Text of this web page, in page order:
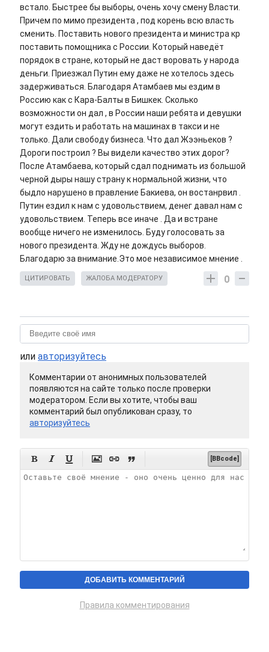
встало. Быстрее бы выборы, очень хочу смену Власти.
Причем по мимо президента , под корень всю власть
сменить. Поставить нового президента и министра кр
поставить помощника с России. Который наведёт
порядок в стране, который не даст воровать у народа
деньги. Приезжал Путин ему даже не хотелось здесь
задерживаться. Благодаря Атамбаев мы ездим в
Россию как с Кара-Балты в Бишкек. Сколько
возможности он дал , в России наши ребята и девушки
могут ездить и работать на машинах в такси и не
только. Дали свободу бизнеса. Что дал Жээньеков ?
Дороги построил ? Вы видели качество этих дорог?
После Атамбаева, который сдал поднимать из большой
черной дыры нашу страну к нормальной жизни, что
быдло нарушено в правление Бакиева, он востанрвил .
Путин ездил к нам с удовольствием, денег давал нам с
удовольствием. Теперь все иначе . Да и встране
вообще ничего не изменилось. Буду голосовать за
нового президента. Жду не дождусь выборов.
Благодарю за внимание.Это мое независимое мнение .
0
ЦИТИРОВАТЬ ЖАЛОБА МОДЕРАТОРУ
или авторизуйтесь
Комментарии от анонимных пользователей
появляются на сайте только после проверки
модератором. Если вы хотите, чтобы ваш
комментарий был опубликован сразу, то
авторизуйтесь
      [BBcode]
Правила комментирования